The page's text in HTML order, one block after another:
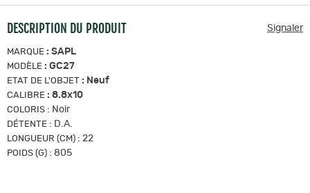
DESCRIPTION DU PRODUIT Signaler
MARQUE : SAPL
MODÈLE : GC27
ETAT DE L'OBJET : Neuf
CALIBRE : 8.8x10
COLORIS : Noir
DÉTENTE : D.A.
LONGUEUR (CM) : 22
POIDS (G) : 805